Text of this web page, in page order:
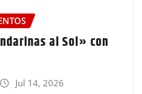
al Sol» con
Jul 14, 2026